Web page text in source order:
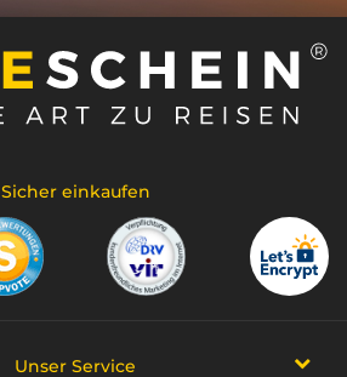
Sicher einkaufen
Unser Service